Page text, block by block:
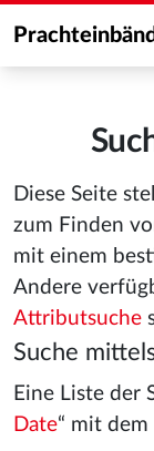
Diese Seite
zum Finden
mit einem
Andere
Attributsuche
Suche
Eine Liste der
Date“ mit